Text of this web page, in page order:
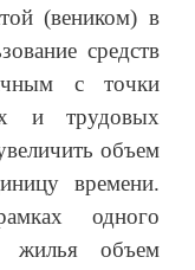
(веником) в
средств
с точки
и трудовых
объем
времени.
одного
жилья объем